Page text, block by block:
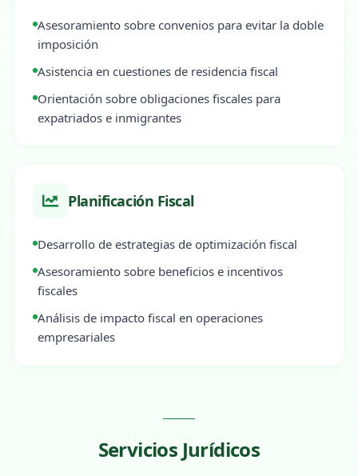
Asesoramiento sobre convenios para evitar la doble
imposición
Asistencia en cuestiones de residencia fiscal
Orientación sobre obligaciones fiscales para
expatriados e inmigrantes
Planificación Fiscal
Desarrollo de estrategias de optimización fiscal
Asesoramiento sobre beneficios e incentivos
fiscales
Análisis de impacto fiscal en operaciones
empresariales
Servicios Jurídicos